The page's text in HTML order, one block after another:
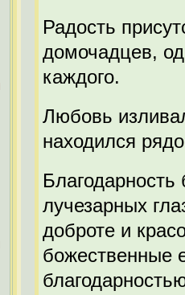
Радость
домочадцев,
каждого.
Любовь
находился
Благодарность
лучезарных
доброте и
божественные